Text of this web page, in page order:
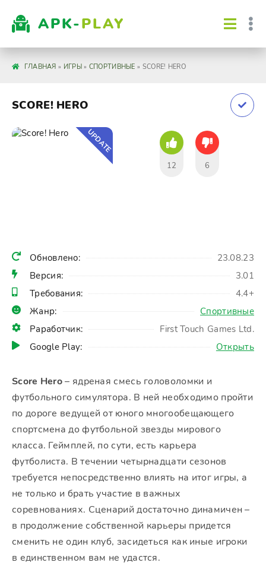
APK-PLAY
ГЛАВНАЯ » ИГРЫ» СПОРТИВНЫЕ » SCORE! HERO
SCORE! HERO
Обновлено:
23.08.23
Версия:
3.01
Требования:
4.4+
Жанр:
Спортивные
Раработчик:
First Touch Games Ltd.
Google Play:
Открыть
UPDATE
12 6
Score Hero– ядреная смесь головоломки и
футбольного симулятора. В ней необходимо пройти
по дороге ведущей от юного многообещающего
спортсмена до футбольной звезды мирового
класса. Геймплей, по сути, есть карьера
футболиста. В течении четырнадцати сезонов
требуется непосредственно влиять на итог игры, а
не только и брать участие в важных
соревнованиях. Сценарий достаточно динамичен –
в продолжение собственной карьеры придется
сменить не один клуб, засидеться как иные игроки
в единственном вам не удастся.